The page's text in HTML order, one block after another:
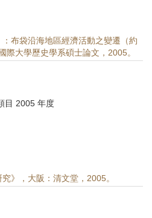
：布袋沿海地區經濟活動之變遷（約
際大學歷史學系碩士論文，2005。
目 2005 年度
》，大阪：清文堂，2005。